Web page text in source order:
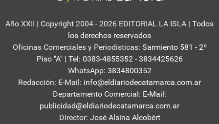
Año XXII | Copyright 2004 - 2026 EDITORIAL LA ISLA | Todos
los derechos reservados
Oficinas Comerciales y Periodisticas: Sarmiento 581 - 2º
Piso "A" | Tel: 0383-4855352 - 3834425626
WhatsApp: 3834800352
Redacción: E-Mail: info@eldiariodecatamarca.com.ar
Departamento Comercial: E-Mail:
publicidad@eldiariodecatamarca.com.ar
Director: José Alsina Alcobért